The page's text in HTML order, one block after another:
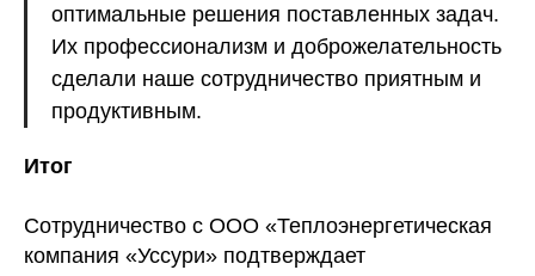
оптимальные решения поставленных задач.
Их профессионализм и доброжелательность
сделали наше сотрудничество приятным и
продуктивным.
Итог
Сотрудничество с ООО «Теплоэнергетическая
компания «Уссури» подтверждает